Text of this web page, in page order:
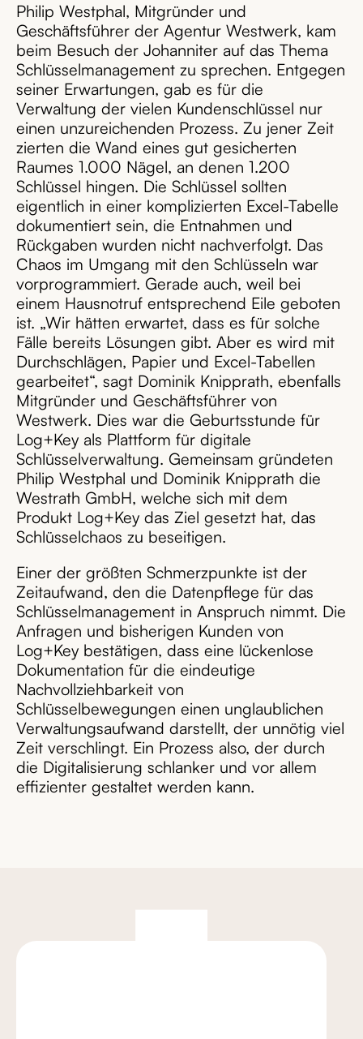
Philip Westphal, Mitgründer und
Geschäftsführer der Agentur Westwerk, kam
beim Besuch der Johanniter auf das Thema
Schlüsselmanagement zu sprechen. Entgegen
seiner Erwartungen, gab es für die
Verwaltung der vielen Kundenschlüssel nur
einen unzureichenden Prozess. Zu jener Zeit
zierten die Wand eines gut gesicherten
Raumes 1.000 Nägel, an denen 1.200
Schlüssel hingen. Die Schlüssel sollten
eigentlich in einer komplizierten Excel-Tabelle
dokumentiert sein, die Entnahmen und
Rückgaben wurden nicht nachverfolgt. Das
Chaos im Umgang mit den Schlüsseln war
vorprogrammiert. Gerade auch, weil bei
einem Hausnotruf entsprechend Eile geboten
ist. „Wir hätten erwartet, dass es für solche
Fälle bereits Lösungen gibt. Aber es wird mit
Durchschlägen, Papier und Excel-Tabellen
gearbeitet“, sagt Dominik Knipprath, ebenfalls
Mitgründer und Geschäftsführer von
Westwerk. Dies war die Geburtsstunde für
Log+Key als Plattform für digitale
Schlüsselverwaltung. Gemeinsam gründeten
Philip Westphal und Dominik Knipprath die
Westrath GmbH, welche sich mit dem
Produkt Log+Key das Ziel gesetzt hat, das
Schlüsselchaos zu beseitigen.
Einer der größten Schmerzpunkte ist der
Zeitaufwand, den die Datenpflege für das
Schlüsselmanagement in Anspruch nimmt. Die
Anfragen und bisherigen Kunden von
Log+Key bestätigen, dass eine lückenlose
Dokumentation für die eindeutige
Nachvollziehbarkeit von
Schlüsselbewegungen einen unglaublichen
Verwaltungsaufwand darstellt, der unnötig viel
Zeit verschlingt. Ein Prozess also, der durch
die Digitalisierung schlanker und vor allem
effizienter gestaltet werden kann.